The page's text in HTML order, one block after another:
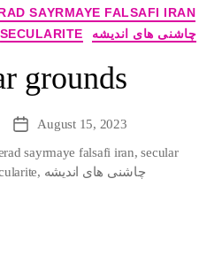
Categories
SAYRMAYE FALSAFI IRAN
SECULARITE چاشنی های اندیشه
grounds
PostAugust 15, 2023
sayrmaye falsafi iran,secular
, چاشنی های اندیشه